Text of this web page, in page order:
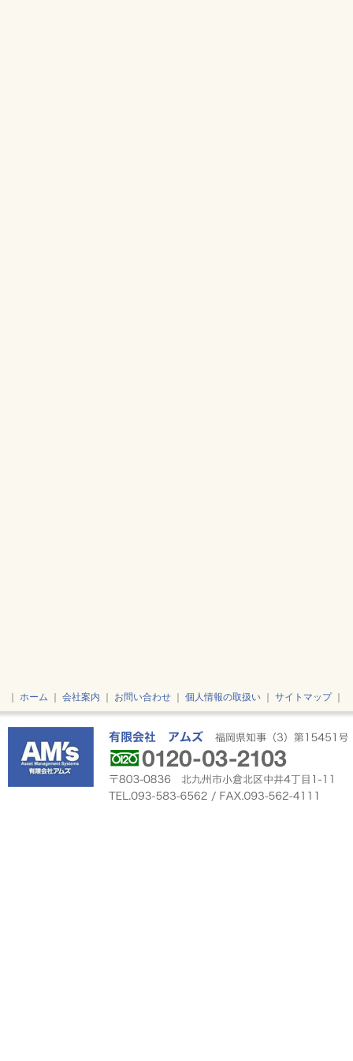
ホーム 会社案内 お問い合わせ 個人情報の取扱い サイトマップ｜